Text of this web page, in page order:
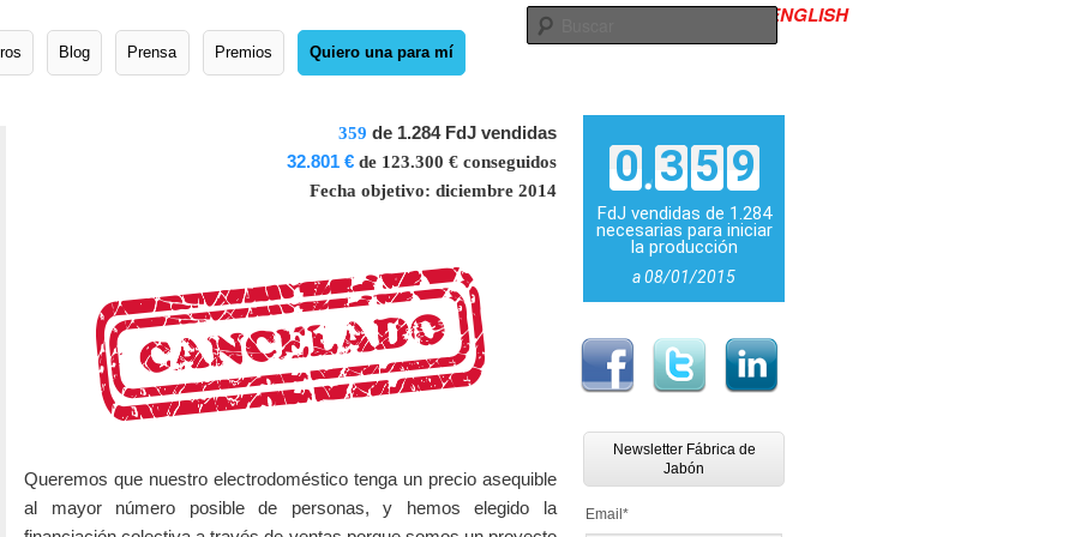
645 986 619 Contacto ENGLISH
Buscar
Blog Prensa Premios Quiero una para mí
359 de 1.284 FdJ vendidas
32.801 € de 123.300 € conseguidos
Fecha objetivo: diciembre 2014
Queremos que nuestro electrodoméstico tenga un precio asequible
al mayor número posible de personas, y hemos elegido la
0 3 5 9
FdJ vendidas de 1.284
necesarias para iniciar
la producción
a 08/01/2015
Newsletter Fábrica de
Jabón
Email*